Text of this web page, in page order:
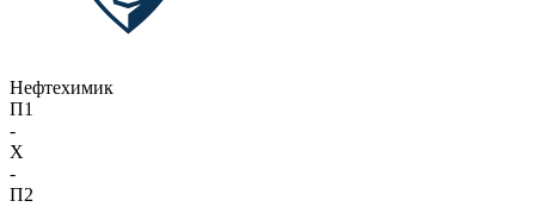
Нефтехимик
П1
-
X
-
П2